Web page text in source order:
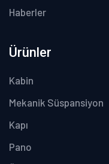
Haberler
Ürünler
Kabin
Mekanik Süspansiyon
Kapı
Pano